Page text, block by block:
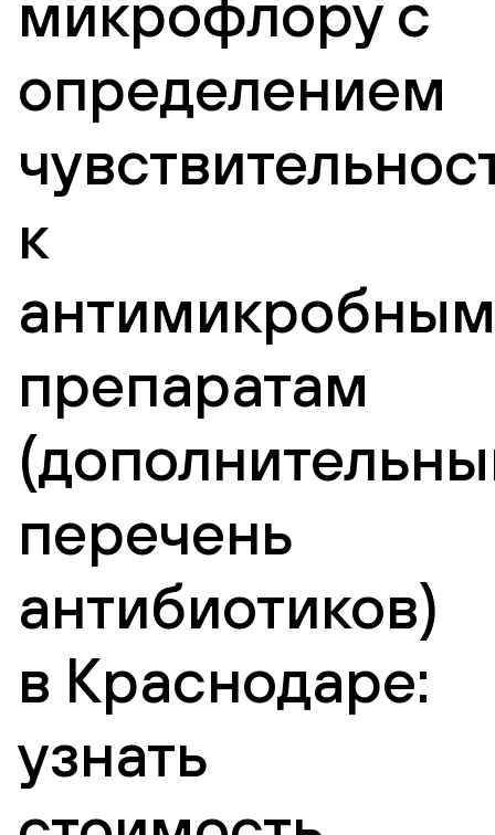
определением
к
антимикробным
препаратам
перечень
антибиотиков)
в Краснодаре:
узнать